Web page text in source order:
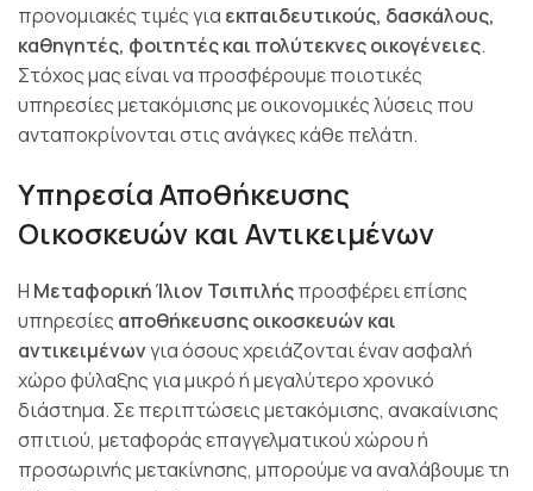
προνομιακές τιμές για εκπαιδευτικούς, δασκάλους,
καθηγητές, φοιτητές και πολύτεκνες οικογένειες.
Στόχος μας είναι να προσφέρουμε ποιοτικές
υπηρεσίες μετακόμισης με οικονομικές λύσεις που
ανταποκρίνονται στις ανάγκες κάθε πελάτη.
Υπηρεσία Αποθήκευσης
Οικοσκευών και Αντικειμένων
Η Μεταφορική Ίλιον Τσιπιλήςπροσφέρει επίσης
υπηρεσίες αποθήκευσης οικοσκευών και
αντικειμένωνγια όσους χρειάζονται έναν ασφαλή
χώρο φύλαξης για μικρό ή μεγαλύτερο χρονικό
διάστημα. Σε περιπτώσεις μετακόμισης, ανακαίνισης
σπιτιού, μεταφοράς επαγγελματικού χώρου ή
προσωρινής μετακίνησης, μπορούμε να αναλάβουμε τη